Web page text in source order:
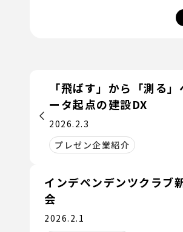
「飛ばす」から「測る
ータ起点の建設DX
2026.2.3
プレゼン企業紹介
インデペンデンツクラブ
会
2026.2.1